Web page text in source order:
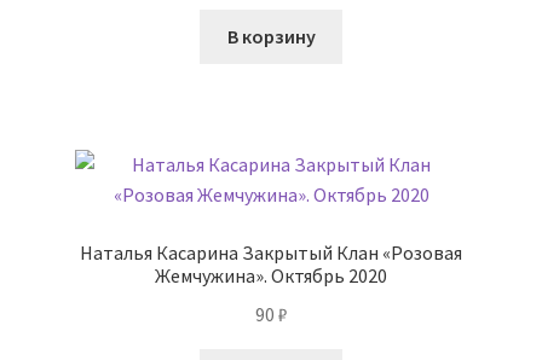
В корзину
Наталья Касарина Закрытый Клан «Розовая
Жемчужина». Октябрь 2020
90 ₽